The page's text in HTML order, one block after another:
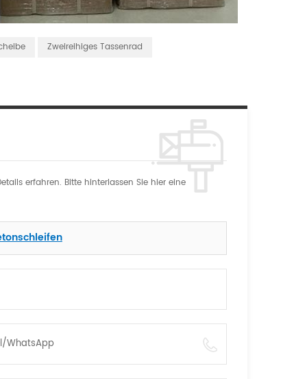
Zweireihiges Tassenrad
erfahren. Bitte hinterlassen Sie hier eine